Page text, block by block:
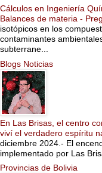
Cálculos en Ingeniería
Balances de materia -
isotópicos en los
contaminantes
subterrane...
Blogs Noticias
En Las Brisas, el centro
viví el verdadero espíritu
diciembre 2024.- El
implementado por Las
Provincias de Bolivia